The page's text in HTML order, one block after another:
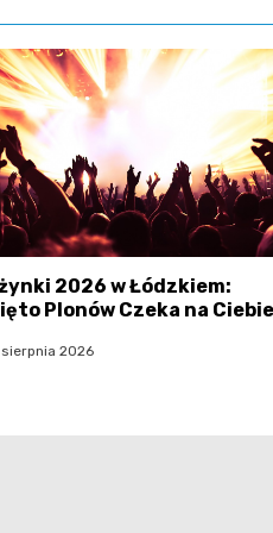
2026 w Łódzkiem:
Plonów Czeka na
2026